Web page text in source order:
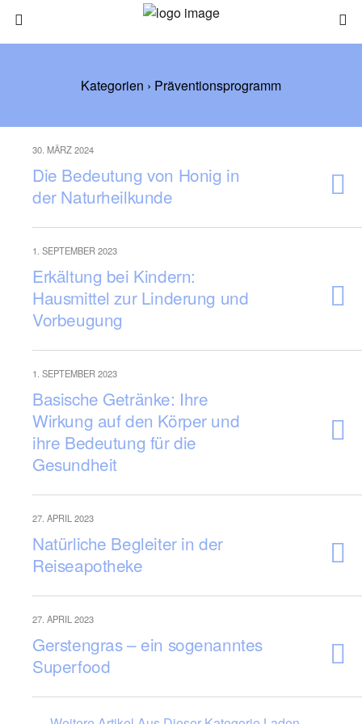
Kategorien › Präventionsprogramm
30. MÄRZ 2024
Die Bedeutung von Honig in
der Naturheilkunde
1. SEPTEMBER 2023
Erkältung bei Kindern:
Hausmittel zur Linderung und
Vorbeugung
1. SEPTEMBER 2023
Basische Getränke: Ihre
Wirkung auf den Körper und
ihre Bedeutung für die
Gesundheit
27. APRIL 2023
Natürliche Begleiter in der
Reiseapotheke
27. APRIL 2023
Gerstengras – ein sogenanntes
Superfood